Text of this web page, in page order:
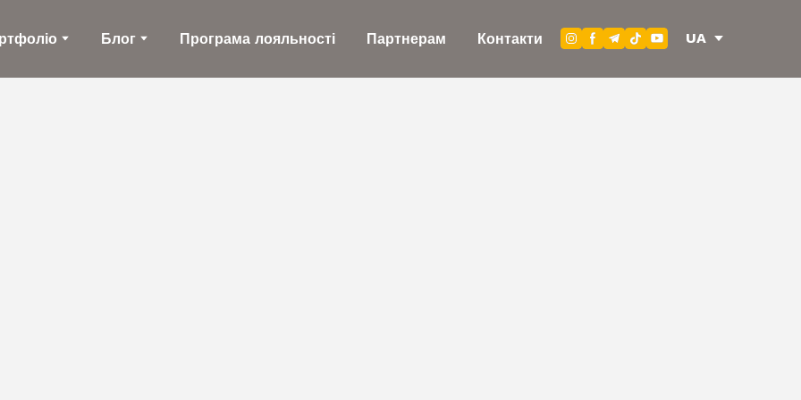
Блог Програма лояльності Партнерам Контакти UA